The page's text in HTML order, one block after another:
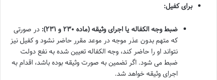
برای کفیل:
ضبط وجه الکفاله یا اجرای وثیقه (ماده ۲۳۰ و ۲۳۱):
در صورتی
که متهم بدون عذر موجه در موعد مقرر حاضر نشود و کفیل نیز
نتواند او را حاضر کند، وجه الکفاله تعیین شده به نفع دولت
ضبط می شود. اگر تضمین به صورت وثیقه بوده باشد، اقدام به
اجرای وثیقه خواهد شد.